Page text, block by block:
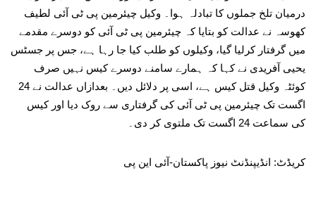
درمیان تلخ جملوں کا تبادلہ ہوا۔ وکیل چیئرمین پی ٹی آئی لطیف
کھوسہ نے عدالت کو بتایا کہ چیئرمین پی ٹی آئی کو دوسرے مقدمے
میں گرفتار کرلیا گیا، وکیلوں کو طلب کیا جا رہا ہے، جس پر جسٹس
یحیی آفریدی نے کہا کہ ہمارے سامنے دوسرے کیس نہیں صرف
کوئٹہ وکیل قتل کیس ہے، اسی پر دلائل دیں۔ بعدازاں عدالت نے 24
اگست تک چیئرمین پی ٹی آئی کی گرفتاری سے روک دیا اور کیس
کی سماعت 24 اگست تک ملتوی کر دی۔
کریڈٹ: انڈیپنڈنٹ نیوز پاکستان-آئی این پی